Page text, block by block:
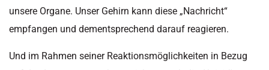
unsere Organe. Unser Gehirn kann diese „Nachricht“
empfangen und dementsprechend darauf reagieren.
Und im Rahmen seiner Reaktionsmöglichkeiten in Bezug